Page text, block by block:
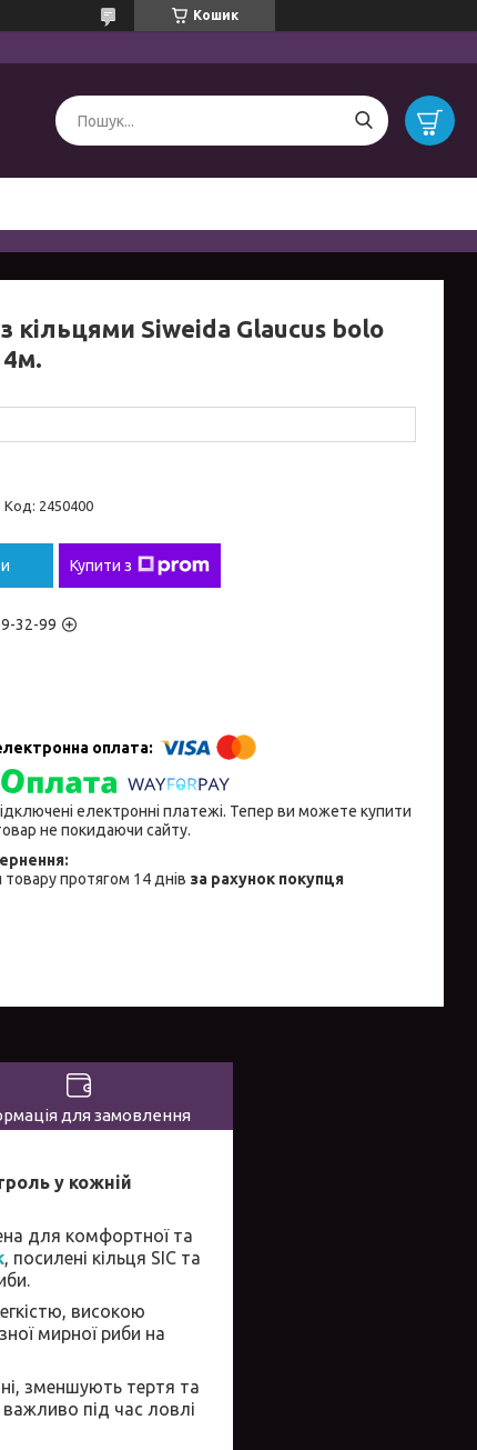
Кошик
кільцями Siweida Glaucus bolo
4м.
Код: 2450400
Купити з
32-99
електронні платежі. Тепер ви можете купити
не покидаючи сайту.
протягом 14 днів за рахунок покупця
для замовлення
у кожній
для комфортної та
, посилені кільця SIC та
високою
мирної риби на
зменшують тертя та
під час ловлі